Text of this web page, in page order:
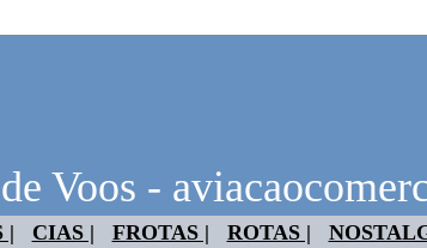
Voos -
| CIAS | FROTAS | ROTAS |